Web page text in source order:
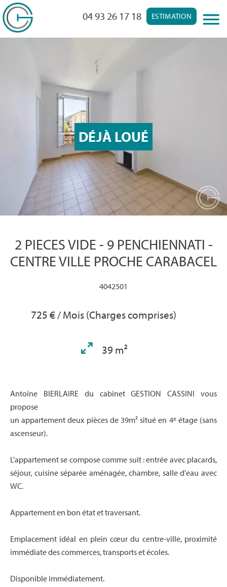
ESTIMATION
04 93 26 17 18
DÉJÀ LOUÉ
2 PIECES VIDE - 9 PENCHIENNATI -
CENTRE VILLE PROCHE CARABACEL
4042501
725 € / Mois (Charges comprises)
39 m²
Antoine BIERLAIRE du cabinet GESTION CASSINI vous
propose
un appartement deux pièces de 39m² situé en 4ᵉ étage (sans
ascenseur).
L'appartement se compose comme suit : entrée avec placards,
séjour, cuisine séparée aménagée, chambre, salle d'eau avec
WC.
Appartement en bon état et traversant.
Emplacement idéal en plein cœur du centre-ville, proximité
immédiate des commerces, transports et écoles.
Disponible immédiatement.